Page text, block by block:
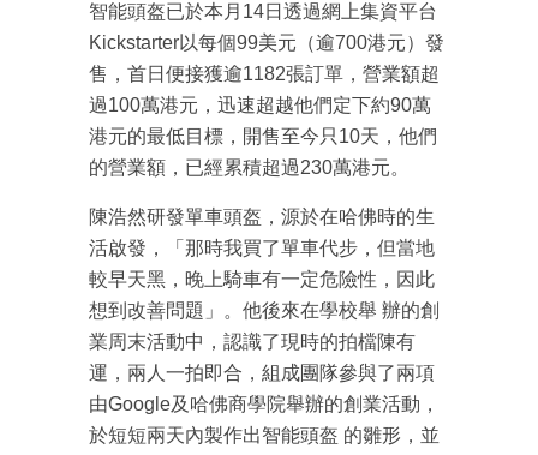
智能頭盔已於本月14日透過網上集資平台
Kickstarter以每個99美元（逾700港元）發
售，首日便接獲逾1182張訂單，營業額超
過100萬港元，迅速超越他們定下約90萬
港元的最低目標，開售至今只10天，他們
的營業額，已經累積超過230萬港元。
陳浩然研發單車頭盔，源於在哈佛時的生
活啟發，「那時我買了單車代步，但當地
較早天黑，晚上騎車有一定危險性，因此
想到改善問題」。他後來在學校舉 辦的創
業周末活動中，認識了現時的拍檔陳有
運，兩人一拍即合，組成團隊參與了兩項
由Google及哈佛商學院舉辦的創業活動，
於短短兩天內製作出智能頭盔 的雛形，並